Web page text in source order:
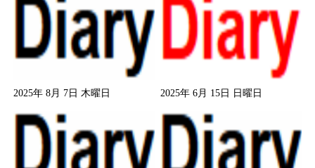
2025年 8月 7日 木曜日 2025年 6月 15日 日曜日